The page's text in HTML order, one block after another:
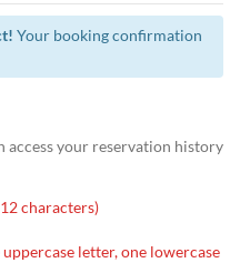
Your booking confirmation
access your reservation history
characters)
letter, one lowercase